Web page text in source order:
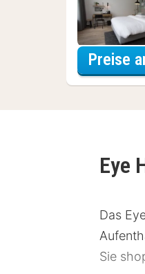
Preise
Eye
Das
Sie